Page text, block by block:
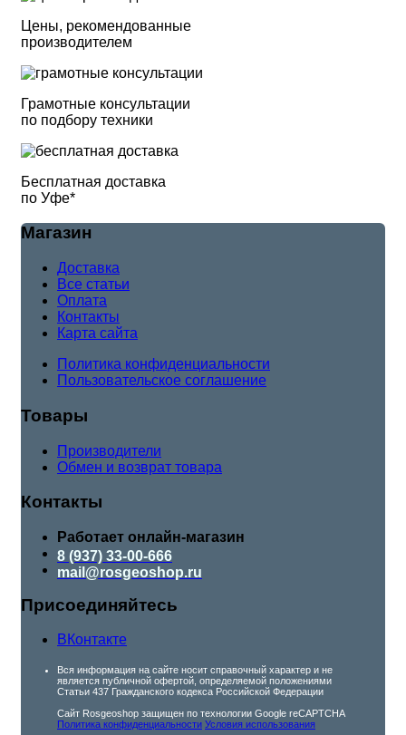
Цены, рекомендованные
производителем
Грамотные консультации
по подбору техники
Бесплатная доставка
по Уфе*
Магазин
Доставка
Все статьи
Оплата
Контакты
Карта сайта
Политика конфиденциальности
Пользовательское соглашение
Товары
Производители
Обмен и возврат товара
Контакты
Работает онлайн-магазин
8 (937) 33-00-666
mail@rosgeoshop.ru
Присоединяйтесь
ВКонтакте
Вся информация на сайте носит справочный характер и не
является публичной офертой, определяемой положениями
Статьи 437 Гражданского кодекса Российской Федерации
Сайт Rosgeoshop защищен по технологии Google reCAPTCHA
Политика конфиденциальности Условия использования